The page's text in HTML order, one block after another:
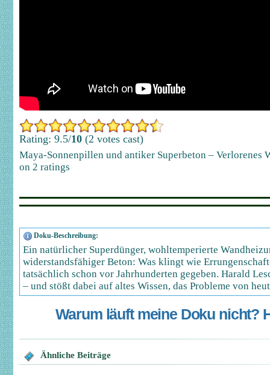
Rating: 9.5/10 (2 votes cast)
Maya-Sonnenpillen und antiker Superbeton – Verlorenes
on 2 ratings
Doku-Beschreibung:
Ein natürlicher Superdünger, wohltemperierte
widerstandsfähiger Beton: Was klingt wie
tatsächlich schon vor Jahrhunderten gegeben. Harald
– und stößt dabei auf altes Wissen, das Probleme von
Warum läuft meine Doku nicht?
Ähnliche Beiträge